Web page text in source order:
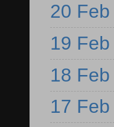
20 Feb
19 Feb
18 Feb
17 Feb